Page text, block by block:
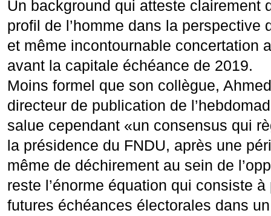
Un background qui atteste clairement
profil de l’homme dans la perspective
et même incontournable concertation
avant la capitale échéance de 2019.
Moins formel que son collègue,
directeur de publication de
salue cependant «un consensus qui
la présidence du FNDU, après une
même de déchirement au sein de
reste l’énorme équation qui consiste
futures échéances électorales dans